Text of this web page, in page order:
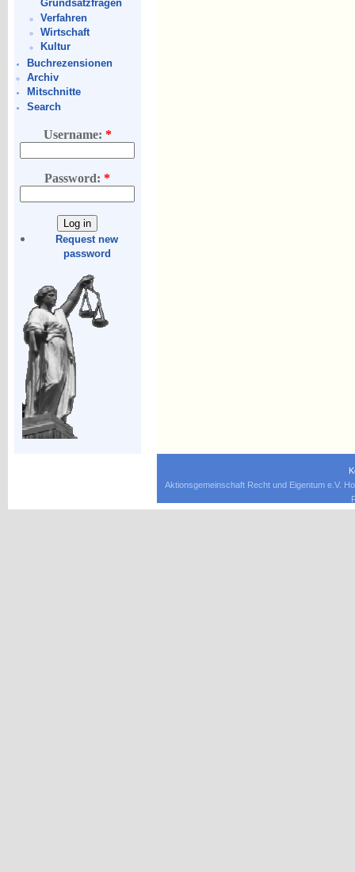
Grundsatzfragen
Verfahren
Wirtschaft
Kultur
Buchrezensionen
Archiv
Mitschnitte
Search
Username: *
Password:*
Request new
password
Aktionsgemeinschaft Recht und Eigentum e.V.